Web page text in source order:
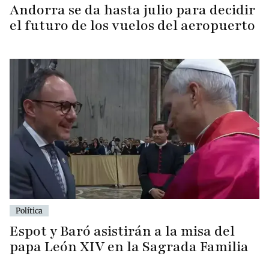
Andorra se da hasta julio para decidir
el futuro de los vuelos del aeropuerto
Política
Espot y Baró asistirán a la misa del
papa León XIV en la Sagrada Familia